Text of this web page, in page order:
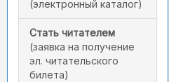
(электронный каталог)
Стать читателем
(заявка на получение
эл. читательского
билета)